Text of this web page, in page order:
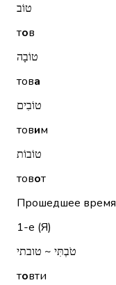
טוֹב
тов
טוֹבָה
това
טוֹבִים
товим
טוֹבוֹת
товот
Прошедшее время
1-е (Я)
טֹבְתִּי ~ טובתי
товти